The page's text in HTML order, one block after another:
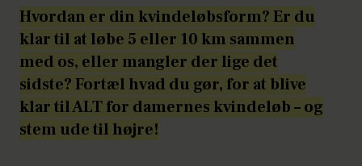
Hvordan er din kvindeløbsform? Er du
klar til at løbe 5 eller 10 km sammen
med os, eller mangler der lige det
sidste? Fortæl hvad du gør, for at blive
klar til ALT for damernes kvindeløb – og
stem ude til højre!